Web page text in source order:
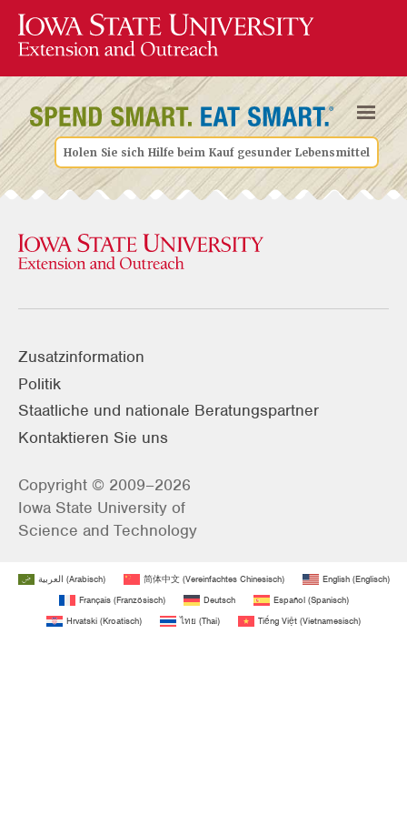
Holen Sie sich Hilfe beim Kauf gesunder Lebensmittel
Zusatzinformation
Politik
Staatliche und nationale Beratungspartner
Kontaktieren Sie uns
Copyright © 2009–2026
Iowa State University of
Science and Technology
العربية (Arabisch) 简体中文(Vereinfachtes Chinesisch) English(Englisch)
Français(Französisch) Deutsch Español(Spanisch)
Hrvatski (Kroatisch) ไทย (Thai) Tiếng Việt (Vietnamesisch)